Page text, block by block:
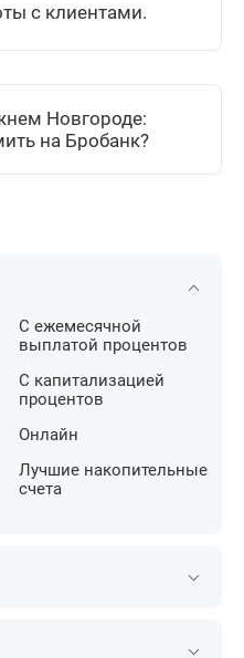
с клиентами.
Новгороде:
на Бробанк?
С ежемесячной
выплатой процентов
С капитализацией
процентов
Онлайн
Лучшие накопительные
счета